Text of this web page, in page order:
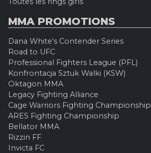
MMA PROMOTIONS
Dana White's Contender Series
Road to UFC
Professional Fighters League (PFL)
Konfrontacja Sztuk Walki (KSW)
Oktagon MMA
Legacy Fighting Alliance
Cage Warriors Fighting Championship
ARES Fighting Championship
Bellator MMA
Rizzin FF
Invicta FC